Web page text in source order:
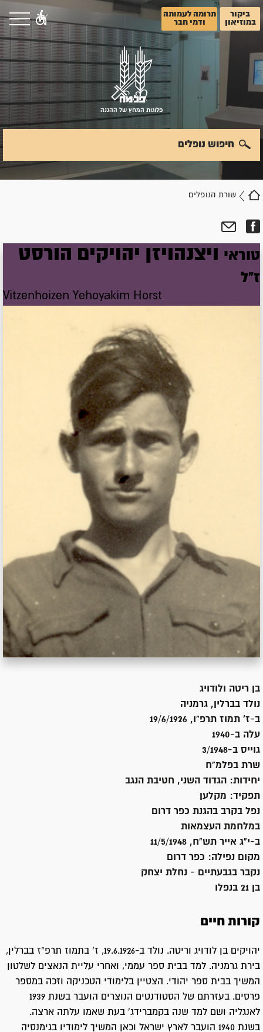
ביקור
במוזיאון
תרומה לעמותה
ודמי חבר
פלוגות המחץ של ההגנה
שורת הנופלים
חיפוש נופלים
טוראי ויצנהויזן יהויקים הורסט
ז"ל
Vitzenhoizen Yehoyakim Horst
בן ריטה ולודויג
נולד בברלין, גרמניה
ב-ז' תמוז תרפ"ו, 19/6/1926
עלה ב-1940
גוייס ב-3/1948
שרת בפלמ"ח
יחידות: הגדוד השני, חטיבת הנגב
תפקיד: מקלען
נפל בקרב בהגנת כפר דרום
במלחמת העצמאות
ב-י"ג אייר תש"ח, 11/5/1948
מקום נפילה: כפר דרום
נקבר בגבעתיים - נחלת יצחק
בן 21 בנפלו
קורות חיים
יהויקים בן לודויג וריטה. נולד ב-19.6.1926, ז' בתמוז תרפ"ז בברלין,
בירת גרמניה. למד בבית ספר עממי, ואחרי עליית הנאצים לשלטון
המשיך בבית ספר יהודי. הצטיין בלימודי הטכניקה וזכה במספר
פרסים. בעזרתם של הסטודנטים הנוצרים הועבר בשנת 1939
לאנגליה ושם למד שנה בקמברידג' בעת שאמו עלתה ארצה.
בשנת 1940 הועבר לארץ ישראל וכאן המשיך לימודיו בגימנסיה